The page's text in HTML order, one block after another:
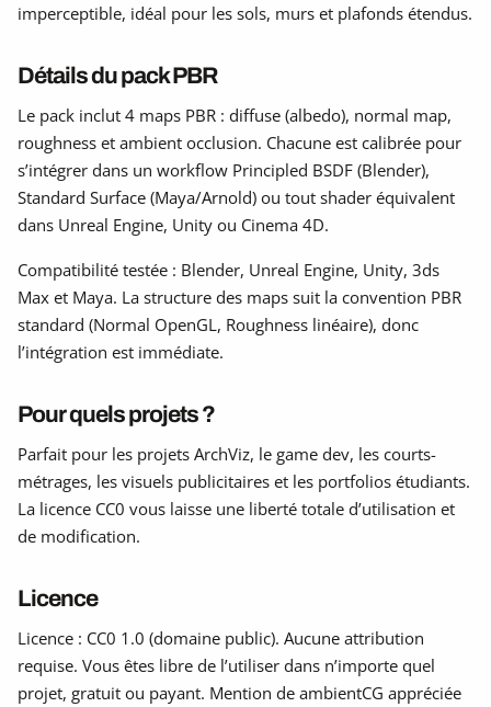
imperceptible, idéal pour les sols, murs et plafonds étendus.
Détails du pack PBR
Le pack inclut 4 maps PBR : diffuse (albedo), normal map,
roughness et ambient occlusion. Chacune est calibrée pour
s’intégrer dans un workflow Principled BSDF (Blender),
Standard Surface (Maya/Arnold) ou tout shader équivalent
dans Unreal Engine, Unity ou Cinema 4D.
Compatibilité testée : Blender, Unreal Engine, Unity, 3ds
Max et Maya. La structure des maps suit la convention PBR
standard (Normal OpenGL, Roughness linéaire), donc
l’intégration est immédiate.
Pour quels projets ?
Parfait pour les projets ArchViz, le game dev, les courts-
métrages, les visuels publicitaires et les portfolios étudiants.
La licence CC0 vous laisse une liberté totale d’utilisation et
de modification.
Licence
Licence : CC0 1.0 (domaine public). Aucune attribution
requise. Vous êtes libre de l’utiliser dans n’importe quel
projet, gratuit ou payant. Mention de ambientCG appréciée